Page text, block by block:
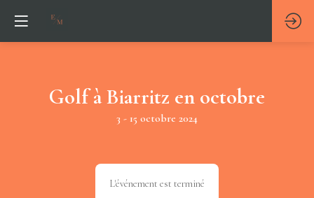
Golf à Biarritz en octobre
3 - 15 octobre 2024
L'événement est terminé